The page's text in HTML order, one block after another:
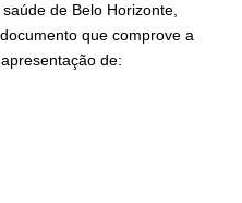
de Belo Horizonte,
que comprove a
de: